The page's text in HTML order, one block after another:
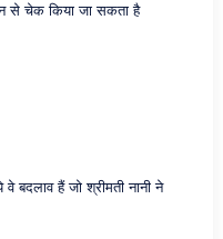
से चेक किया जा सकता है
बदलाव हैं जो श्रीमती नानी ने